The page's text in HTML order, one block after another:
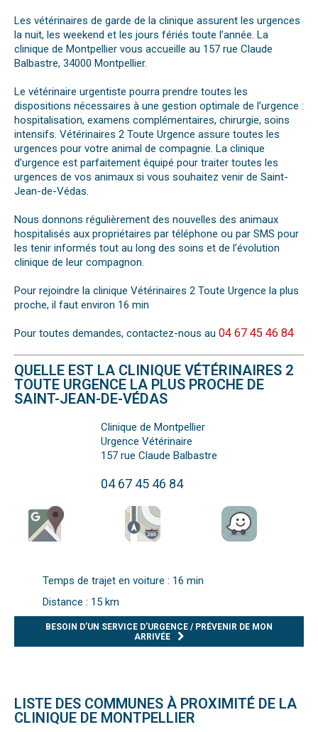
Les vétérinaires de garde de la clinique assurent les urgences
la nuit, les weekend et les jours fériés toute l’année. La
clinique de Montpellier vous accueille au 157 rue Claude
Balbastre, 34000 Montpellier.
Le vétérinaire urgentiste pourra prendre toutes les
dispositions nécessaires à une gestion optimale de l’urgence :
hospitalisation, examens complémentaires, chirurgie, soins
intensifs. Vétérinaires 2 Toute Urgence assure toutes les
urgences pour votre animal de compagnie. La clinique
d’urgence est parfaitement équipé pour traiter toutes les
urgences de vos animaux si vous souhaitez venir de Saint-
Jean-de-Védas.
Nous donnons régulièrement des nouvelles des animaux
hospitalisés aux propriétaires par téléphone ou par SMS pour
les tenir informés tout au long des soins et de l’évolution
clinique de leur compagnon.
Pour rejoindre la clinique Vétérinaires 2 Toute Urgence la plus
proche, il faut environ 16 min
Pour toutes demandes, contactez-nous au 04 67 45 46 84
QUELLE EST LA CLINIQUE VÉTÉRINAIRES 2
TOUTE URGENCE LA PLUS PROCHE DE
SAINT-JEAN-DE-VÉDAS
Clinique de Montpellier
Urgence Vétérinaire
157 rue Claude Balbastre
04 67 45 46 84
Temps de trajet en voiture : 16 min
Distance : 15 km
BESOIN D’UN SERVICE D’URGENCE / PRÉVENIR DE MON
ARRIVÉE
LISTE DES COMMUNES À PROXIMITÉ DE LA
CLINIQUE DE MONTPELLIER